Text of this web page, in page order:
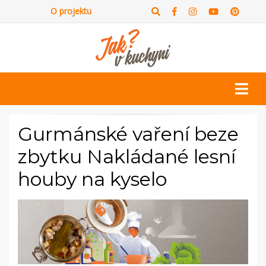
O projektu
Gurmánské vaření beze
zbytku Nakládané lesní
houby na kyselo